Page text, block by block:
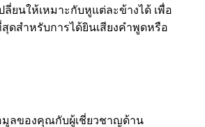
ลี่ยนให้เหมาะกับหูแต่ละข้างได้ เพื่อ
ดสำหรับการได้ยินเสียงคำพูดหรือ
มูลของคุณกับผู้เชี่ยวชาญด้าน